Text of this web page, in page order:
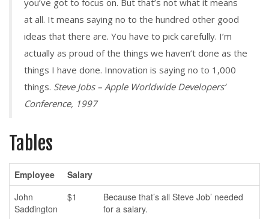
you’ve got to focus on. But that’s not what it means
at all. It means saying no to the hundred other good
ideas that there are. You have to pick carefully. I’m
actually as proud of the things we haven’t done as the
things I have done. Innovation is saying no to 1,000
things. Steve Jobs – Apple Worldwide Developers’
Conference, 1997
Tables
Employee
Salary
John
Saddington
$1
Because that’s all Steve Job’ needed
for a salary.